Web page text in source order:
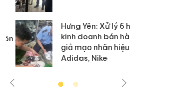
Hưng Yên: Xử lý 6 hộ
kinh doanh bán hàng
giả mạo nhãn hiệu
Adidas, Nike